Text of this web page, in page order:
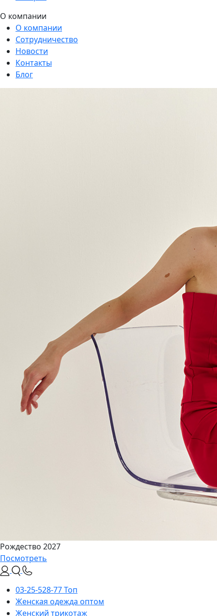
О компании
О компании
Сотрудничество
Новости
Контакты
Блог
Рождество 2027
Посмотреть
03-25-528-77 Топ
Женская одежда оптом
Женский трикотаж